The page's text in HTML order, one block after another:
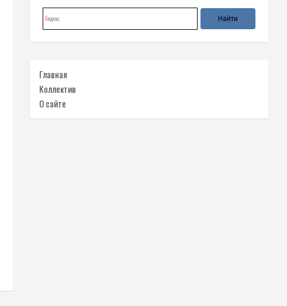
Главная
Коллектив
О сайте